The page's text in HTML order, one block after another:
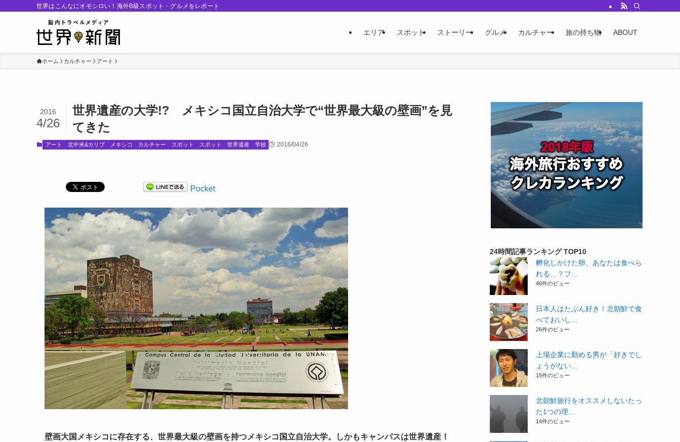
世界はこんなにオモシロい！海外B級スポット・グルメをレポート
エリア スポット ストーリー グルメ カルチャー 旅の持ち物 ABOUT
ホーム カルチャー アート
世界遺産の大学!? メキシコ国立自治大学で“世界最大級の壁画”を見
てきた
2016
4/26
アート 北中米&カリブ メキシコ カルチャー スポット スポット 世界遺産 学校 2016/04/26
Pocket
壁画大国メキシコに存在する、世界最大級の壁画を持つメキシコ国立自治大学。しかもキャンパスは世界遺産！
24時間記事ランキング TOP10
孵化しかけた卵、あなたは食べら
れる…？フ...
46件のビュー
日本人はたぶん好き！北朝鮮で食
べておいし...
26件のビュー
上場企業に勤める男が「好きでし
ょうがない...
15件のビュー
北朝鮮旅行をオススメしないたっ
た1つの理...
14件のビュー